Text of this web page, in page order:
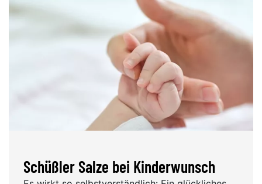
Schüßler Salze bei Kinderwunsch